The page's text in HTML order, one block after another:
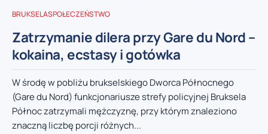
BRUKSELASPOŁECZEŃSTWO
Zatrzymanie dilera przy Gare du Nord –
kokaina, ecstasy i gotówka
W środę w pobliżu brukselskiego Dworca Północnego
(Gare du Nord) funkcjonariusze strefy policyjnej Bruksela
Północ zatrzymali mężczyznę, przy którym znaleziono
znaczną liczbę porcji różnych...